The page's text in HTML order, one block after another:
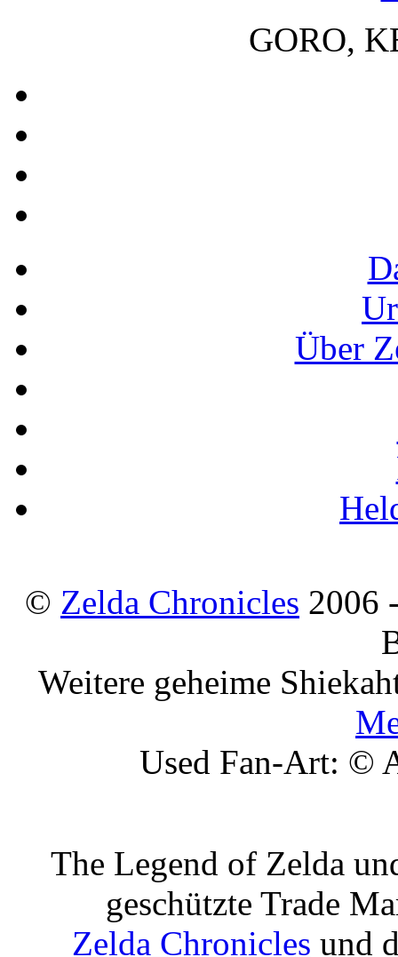
GORO,
Über
© Zelda Chronicles 2006
Weitere geheime
Used Fan-Art: ©
The Legend of Zelda
geschützte Trade
Zelda Chronicles und